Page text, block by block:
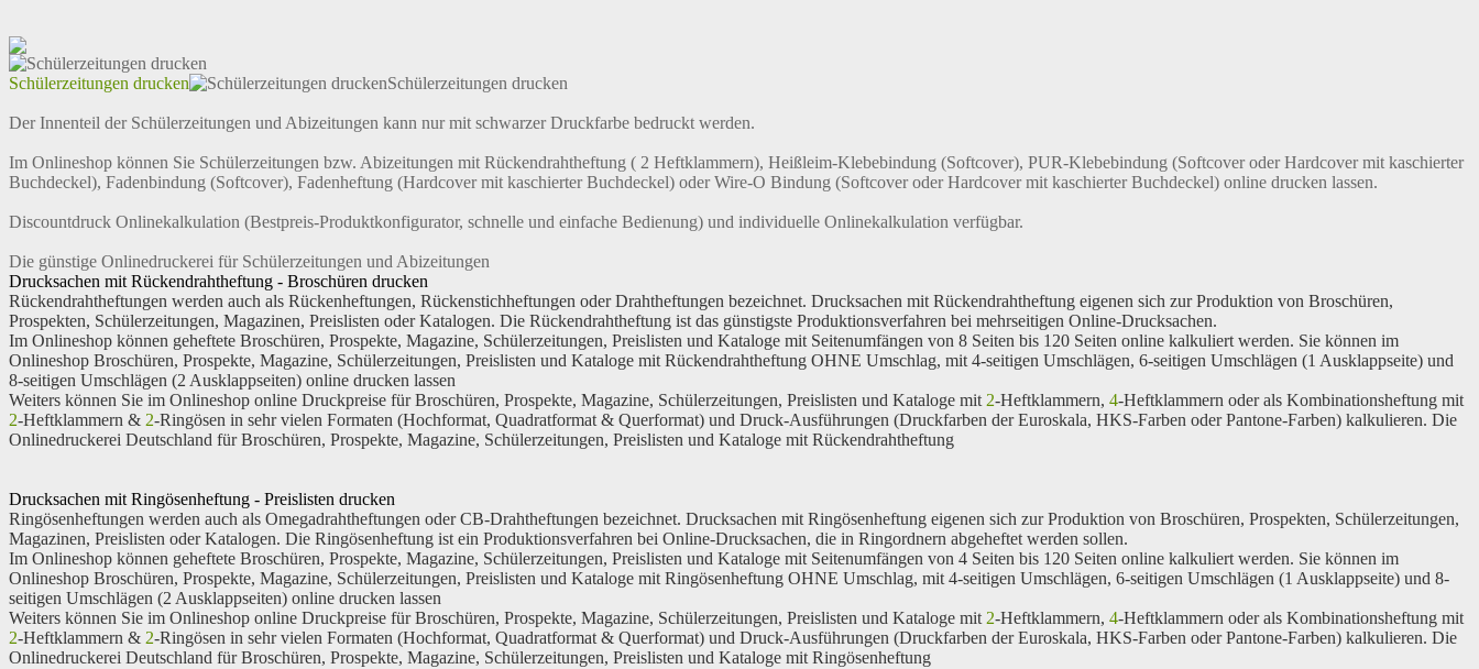
Schülerzeitungen drucken Schülerzeitungen drucken
Der Innenteil der Schülerzeitungen und Abizeitungen kann nur mit schwarzer Druckfarbe bedruckt werden.
Im Onlineshop können Sie Schülerzeitungen bzw. Abizeitungen mit Rückendrahtheftung ( 2 Heftklammern), Heißleim-Klebebindung (Softcover), PUR-Klebebindung (Softcover oder Hardcover mit kaschierter
Buchdeckel), Fadenbindung (Softcover), Fadenheftung (Hardcover mit kaschierter Buchdeckel) oder Wire-O Bindung (Softcover oder Hardcover mit kaschierter Buchdeckel) online drucken lassen.
Discountdruck Onlinekalkulation (Bestpreis-Produktkonfigurator, schnelle und einfache Bedienung) und individuelle Onlinekalkulation verfügbar.
Die günstige Onlinedruckerei für Schülerzeitungen und Abizeitungen
Drucksachen mit Rückendrahtheftung - Broschüren drucken
Rückendrahtheftungen werden auch als Rückenheftungen, Rückenstichheftungen oder Drahtheftungen bezeichnet. Drucksachen mit Rückendrahtheftung eigenen sich zur Produktion von Broschüren,
Prospekten, Schülerzeitungen, Magazinen, Preislisten oder Katalogen. Die Rückendrahtheftung ist das günstigste Produktionsverfahren bei mehrseitigen Online-Drucksachen.
Im Onlineshop können geheftete Broschüren, Prospekte, Magazine, Schülerzeitungen, Preislisten und Kataloge mit Seitenumfängen von 8 Seiten bis 120 Seiten online kalkuliert werden. Sie können im
Onlineshop Broschüren, Prospekte, Magazine, Schülerzeitungen, Preislisten und Kataloge mit Rückendrahtheftung OHNE Umschlag, mit 4-seitigen Umschlägen, 6-seitigen Umschlägen (1 Ausklappseite) und
8-seitigen Umschlägen (2 Ausklappseiten) online drucken lassen
Weiters können Sie im Onlineshop online Druckpreise für Broschüren, Prospekte, Magazine, Schülerzeitungen, Preislisten und Kataloge mit 2-Heftklammern, 4-Heftklammern oder als Kombinationsheftung mit
2-Heftklammern & 2-Ringösen in sehr vielen Formaten (Hochformat, Quadratformat & Querformat) und Druck-Ausführungen (Druckfarben der Euroskala, HKS-Farben oder Pantone-Farben) kalkulieren. Die
Onlinedruckerei Deutschland für Broschüren, Prospekte, Magazine, Schülerzeitungen, Preislisten und Kataloge mit Rückendrahtheftung
Drucksachen mit Ringösenheftung - Preislisten drucken
Ringösenheftungen werden auch als Omegadrahtheftungen oder CB-Drahtheftungen bezeichnet. Drucksachen mit Ringösenheftung eigenen sich zur Produktion von Broschüren, Prospekten, Schülerzeitungen,
Magazinen, Preislisten oder Katalogen. Die Ringösenheftung ist ein Produktionsverfahren bei Online-Drucksachen, die in Ringordnern abgeheftet werden sollen.
Im Onlineshop können geheftete Broschüren, Prospekte, Magazine, Schülerzeitungen, Preislisten und Kataloge mit Seitenumfängen von 4 Seiten bis 120 Seiten online kalkuliert werden. Sie können im
Onlineshop Broschüren, Prospekte, Magazine, Schülerzeitungen, Preislisten und Kataloge mit Ringösenheftung OHNE Umschlag, mit 4-seitigen Umschlägen, 6-seitigen Umschlägen (1 Ausklappseite) und 8-
seitigen Umschlägen (2 Ausklappseiten) online drucken lassen
Weiters können Sie im Onlineshop online Druckpreise für Broschüren, Prospekte, Magazine, Schülerzeitungen, Preislisten und Kataloge mit 2-Heftklammern, 4-Heftklammern oder als Kombinationsheftung mit
2-Heftklammern & 2-Ringösen in sehr vielen Formaten (Hochformat, Quadratformat & Querformat) und Druck-Ausführungen (Druckfarben der Euroskala, HKS-Farben oder Pantone-Farben) kalkulieren. Die
Onlinedruckerei Deutschland für Broschüren, Prospekte, Magazine, Schülerzeitungen, Preislisten und Kataloge mit Ringösenheftung